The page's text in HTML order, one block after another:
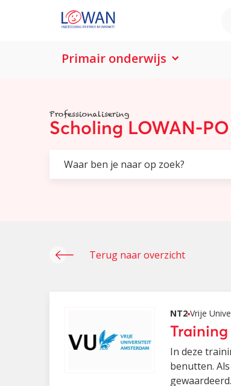
Primair onderwijs
Professionalisering
Scholing LOWAN-PO
Terug naar overzicht
NT2 Vrije
In deze
benutten.
gewaardeerd.